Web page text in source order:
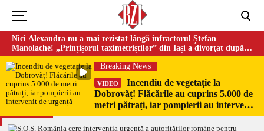
Nici Alexandra nu a mai rezistat lângă infractorul Ștefan
Manolache! „Prințișorul taximetriștilor” din Iași a divorţat după
doi ani de căsnicie
Breaking News
VIDEO
Incendiu de vegetație la
Dobrovăț! Flăcările au cuprins 5.000 de
metri pătrați, iar pompierii au intervenit
de urgență